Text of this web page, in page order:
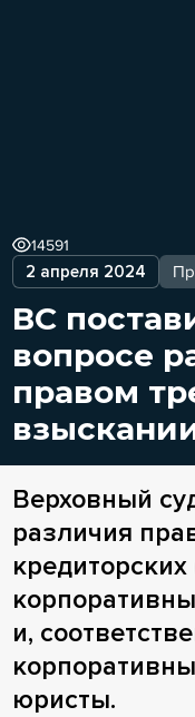
2 апреля 2024
14591
ВС
вопросе
правом
Верховный
различия
и,
юристы.